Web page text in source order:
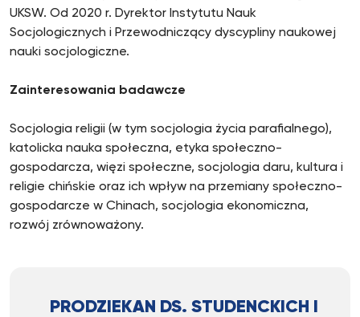
UKSW. Od 2020 r. Dyrektor Instytutu Nauk
Socjologicznych i Przewodniczący dyscypliny naukowej
nauki socjologiczne.
Zainteresowania badawcze
Socjologia religii (w tym socjologia życia parafialnego),
katolicka nauka społeczna, etyka społeczno-
gospodarcza, więzi społeczne, socjologia daru, kultura i
religie chińskie oraz ich wpływ na przemiany społeczno-
gospodarcze w Chinach, socjologia ekonomiczna,
rozwój zrównoważony.
PRODZIEKAN DS. STUDENCKICH I